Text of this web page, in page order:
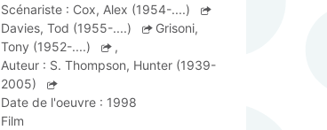
Scénariste : Cox, Alex (1954-....)
Davies, Tod (1955-....)
Grisoni,
Tony (1952-....)
,
Auteur : S. Thompson, Hunter (1939-
2005)
Date de l'oeuvre : 1998
Film